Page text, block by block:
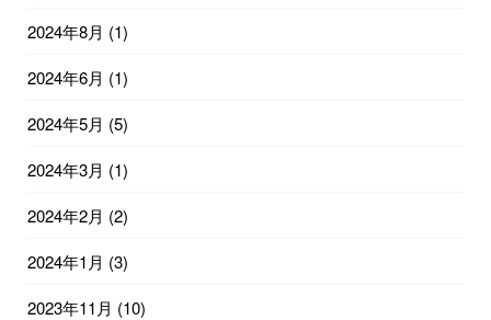
2024年8月 (1)
2024年6月 (1)
2024年5月 (5)
2024年3月 (1)
2024年2月 (2)
2024年1月 (3)
2023年11月 (10)